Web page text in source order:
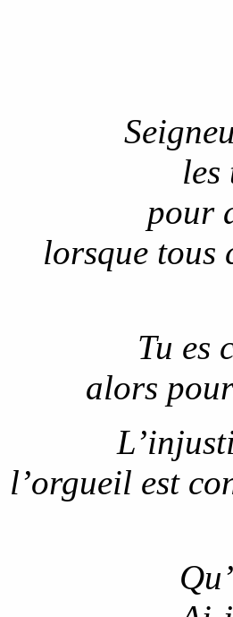
les
pour
lorsque tous
Tu es
alors
l’orgueil est